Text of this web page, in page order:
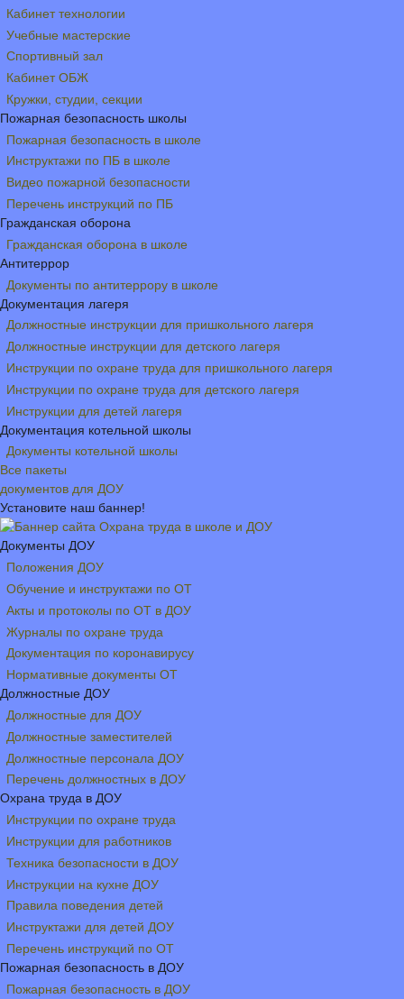
Кабинет технологии
Учебные мастерские
Спортивный зал
Кабинет ОБЖ
Кружки, студии, секции
Пожарная безопасность школы
Пожарная безопасность в школе
Инструктажи по ПБ в школе
Видео пожарной безопасности
Перечень инструкций по ПБ
Гражданская оборона
Гражданская оборона в школе
Антитеррор
Документы по антитеррору в школе
Документация лагеря
Должностные инструкции для пришкольного лагеря
Должностные инструкции для детского лагеря
Инструкции по охране труда для пришкольного лагеря
Инструкции по охране труда для детского лагеря
Инструкции для детей лагеря
Документация котельной школы
Документы котельной школы
Все пакеты
документов для ДОУ
Установите наш баннер!
Документы ДОУ
Положения ДОУ
Обучение и инструктажи по ОТ
Акты и протоколы по ОТ в ДОУ
Журналы по охране труда
Документация по коронавирусу
Нормативные документы ОТ
Должностные ДОУ
Должностные для ДОУ
Должностные заместителей
Должностные персонала ДОУ
Перечень должностных в ДОУ
Охрана труда в ДОУ
Инструкции по охране труда
Инструкции для работников
Техника безопасности в ДОУ
Инструкции на кухне ДОУ
Правила поведения детей
Инструктажи для детей ДОУ
Перечень инструкций по ОТ
Пожарная безопасность в ДОУ
Пожарная безопасность в ДОУ